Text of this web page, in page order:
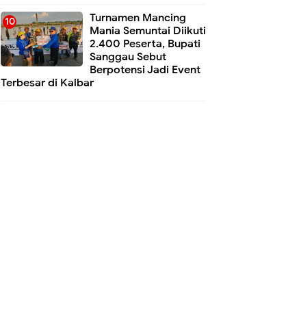
Turnamen Mancing
Mania Semuntai Diikuti
2.400 Peserta, Bupati
Sanggau Sebut
Berpotensi Jadi Event
Terbesar di Kalbar